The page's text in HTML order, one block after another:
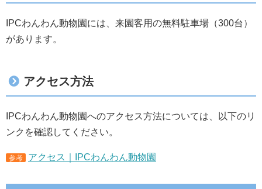
IPCわんわん動物園には、来園客用の無料駐車場（300台）
があります。
アクセス方法
IPCわんわん動物園へのアクセス方法については、以下のリ
ンクを確認してください。
参考 アクセス｜IPCわんわん動物園